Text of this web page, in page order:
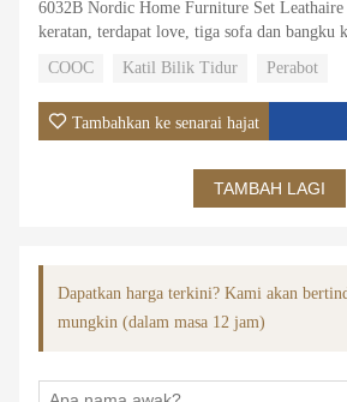
6032B Nordic Home Furniture Set
keratan, terdapat love, tiga sofa dan
mudah untuk bersih.
COOC Katil Bilik Tidur Perabot
Tambahkan ke senarai hajat
TAMBAH LAGI
Dapatkan harga terkini? Kami akan
mungkin (dalam masa 12 jam)